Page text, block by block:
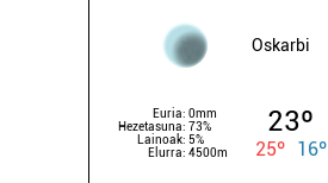
Oskarbi
Euria: 0mm
Hezetasuna: 73%
Lainoak: 5%
Elurra: 4500m
23º
25º 16º